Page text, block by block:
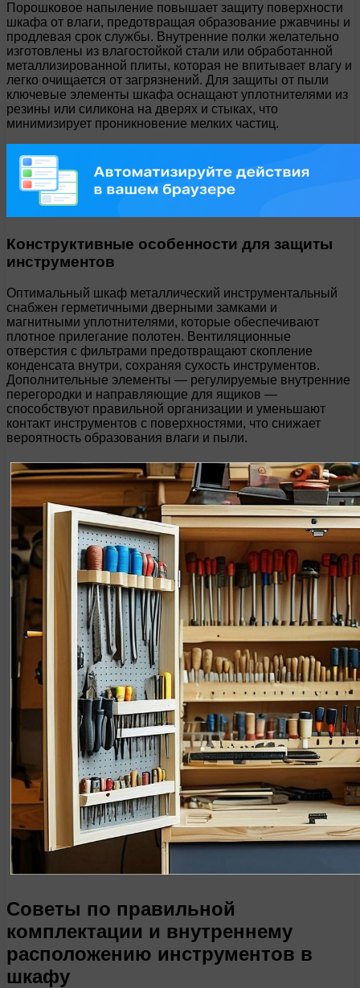
Порошковое напыление повышает защиту поверхности
шкафа от влаги, предотвращая образование ржавчины и
продлевая срок службы. Внутренние полки желательно
изготовлены из влагостойкой стали или обработанной
металлизированной плиты, которая не впитывает влагу и
легко очищается от загрязнений. Для защиты от пыли
ключевые элементы шкафа оснащают уплотнителями из
резины или силикона на дверях и стыках, что
минимизирует проникновение мелких частиц.
Конструктивные особенности для защиты
инструментов
Оптимальный шкаф металлический инструментальный
снабжен герметичными дверными замками и
магнитными уплотнителями, которые обеспечивают
плотное прилегание полотен. Вентиляционные
отверстия с фильтрами предотвращают скопление
конденсата внутри, сохраняя сухость инструментов.
Дополнительные элементы — регулируемые внутренние
перегородки и направляющие для ящиков —
способствуют правильной организации и уменьшают
контакт инструментов с поверхностями, что снижает
вероятность образования влаги и пыли.
Советы по правильной
комплектации и внутреннему
расположению инструментов в
шкафу